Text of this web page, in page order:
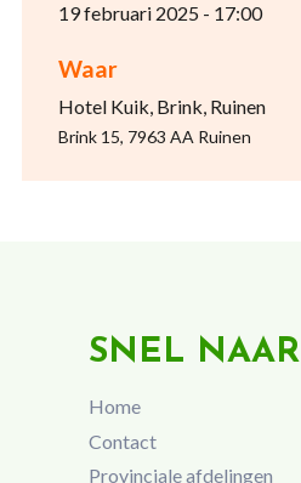
19 februari 2025 - 17:00
Waar
Hotel Kuik, Brink, Ruinen
Brink 15, 7963 AA Ruinen
SNEL NAAR
Home
Contact
Provinciale afdelingen